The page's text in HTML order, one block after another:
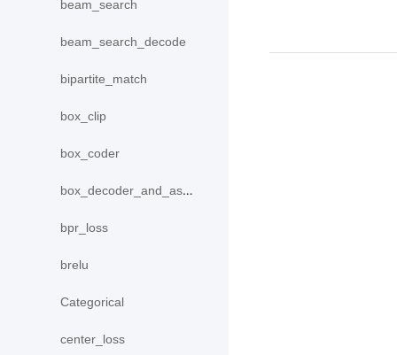
beam_search
beam_search_decode
bipartite_match
box_clip
box_coder
box_decoder_and_assign
bpr_loss
brelu
Categorical
center_loss